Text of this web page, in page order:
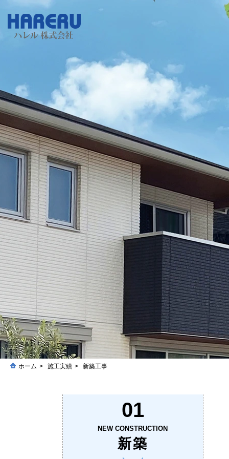
ホーム 施工実績 新築工事
01
NEW CONSTRUCTION
新築